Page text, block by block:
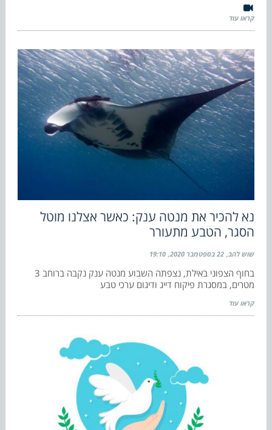
קראו עוד
נא להכיר את מנטה ענק: כאשר אצלנו מוטל
הסגר, הטבע מתעורר
שוש להב 22 בספטמבר 2020 19:10
בחוף הצפוני באילת, נצפתה השבוע מנטה ענק נקבה ברוחב 3
מטרים, במסגרת פיקוח דייג ודיגום ערכי טבע
קראו עוד